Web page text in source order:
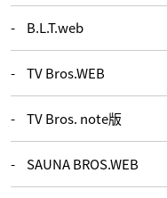
B.L.T.web
TV Bros.WEB
TV Bros. note版
SAUNA BROS.WEB